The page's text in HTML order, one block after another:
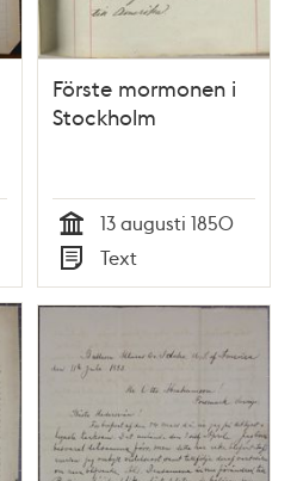
Förste mormonen i
Stockholm
Tid
13 augusti 1850
Typ
Text